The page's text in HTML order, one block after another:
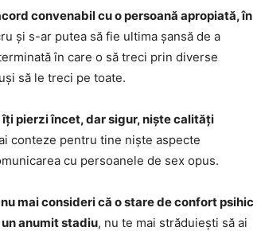
convenabil cu o persoană apropiată, în
și s-ar putea să fie ultima șansă de a
în care o să treci prin diverse
să le treci pe toate.
îți pierzi încet, dar sigur, niște calități
conteze pentru tine niște aspecte
cu persoanele de sex opus.
nu mai consideri că o stare de confort psihic
anumit stadiu, nu te mai străduiești să ai